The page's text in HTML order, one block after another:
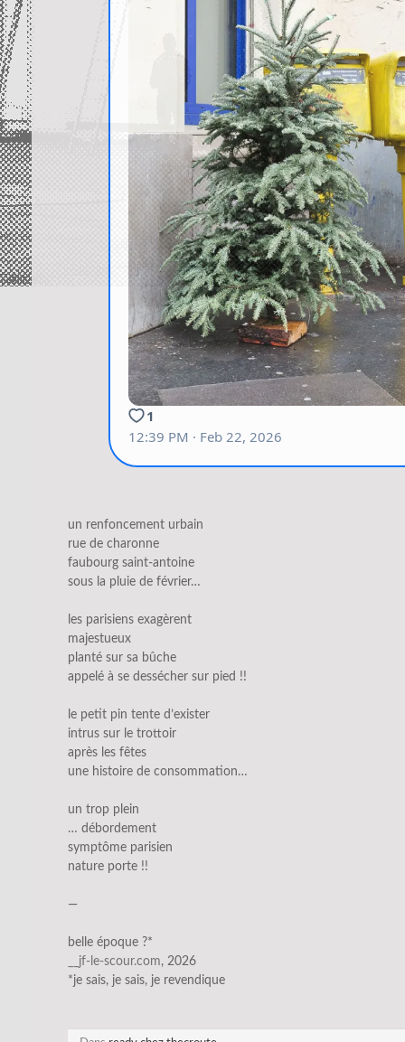
un renfoncement urbain
rue de charonne
faubourg saint-antoine
sous la pluie de février…
les parisiens exagèrent
majestueux
planté sur sa bûche
appelé à se dessécher sur pied !!
le petit pin tente d’exister
intrus sur le trottoir
après les fêtes
une histoire de consommation…
un trop plein
… débordement
symptôme parisien
nature porte !!
—
belle époque ?*
__jf-le-scour.com, 2026
*je sais, je sais, je revendique